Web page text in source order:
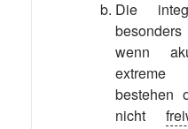
Die
wenn
extreme
bestehen
nicht